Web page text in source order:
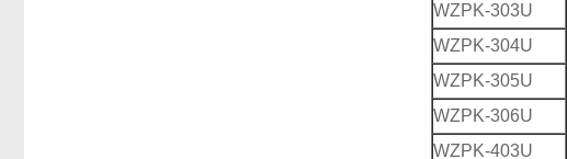
WZPK-303U
WZPK-304U
WZPK-305U
WZPK-306U
WZPK-403U